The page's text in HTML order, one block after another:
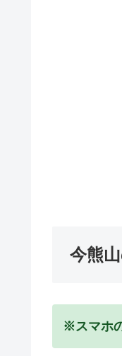
今熊
※スマホ